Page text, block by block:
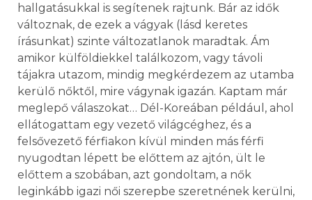
hallgatásukkal is segítenek rajtunk. Bár az idők
változnak, de ezek a vágyak (lásd keretes
írásunkat) szinte változatlanok maradtak. Ám
amikor külföldiekkel találkozom, vagy távoli
tájakra utazom, mindig megkérdezem az utamba
kerülő nőktől, mire vágynak igazán. Kaptam már
meglepő válaszokat… Dél-Koreában például, ahol
ellátogattam egy vezető világcéghez, és a
felsővezető férfiakon kívül minden más férfi
nyugodtan lépett be előttem az ajtón, ült le
előttem a szobában, azt gondoltam, a nők
leginkább igazi női szerepbe szeretnének kerülni,